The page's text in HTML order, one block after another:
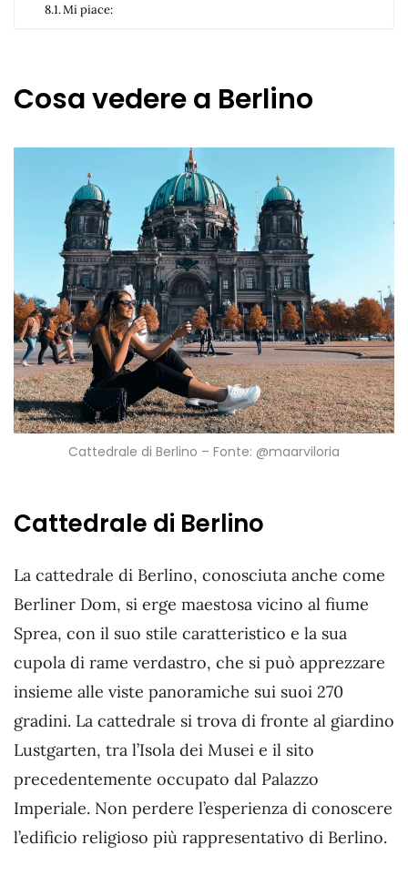
Mi piace:
Cosa vedere a Berlino
Cattedrale di Berlino – Fonte: @maarviloria
Cattedrale di Berlino
La cattedrale di Berlino, conosciuta anche come
Berliner Dom, si erge maestosa vicino al fiume
Sprea, con il suo stile caratteristico e la sua
cupola di rame verdastro, che si può apprezzare
insieme alle viste panoramiche sui suoi 270
gradini. La cattedrale si trova di fronte al giardino
Lustgarten, tra l’Isola dei Musei e il sito
precedentemente occupato dal Palazzo
Imperiale. Non perdere l’esperienza di conoscere
l’edificio religioso più rappresentativo di Berlino.